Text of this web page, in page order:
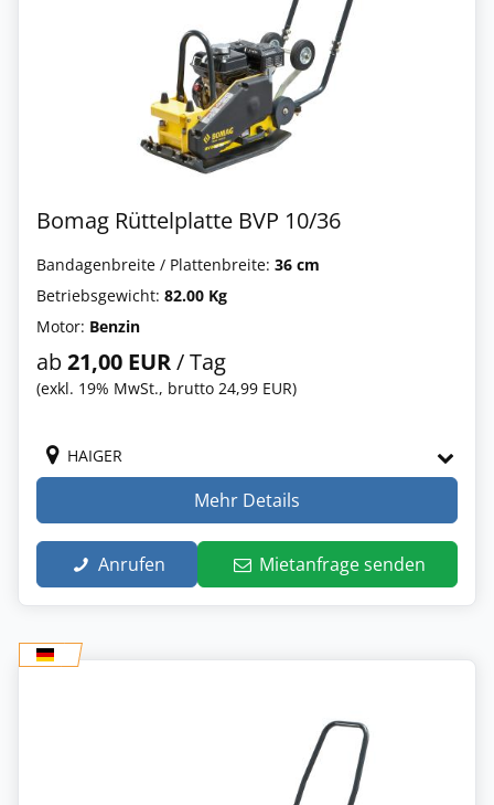
Bomag Rüttelplatte BVP 10/36
Bandagenbreite / Plattenbreite: 36 cm
Betriebsgewicht: 82.00 Kg
Motor: Benzin
ab21,00 EUR/ Tag
(exkl. 19% MwSt., brutto 24,99 EUR)
HAIGER
Mehr Details
Anrufen Mietanfrage senden